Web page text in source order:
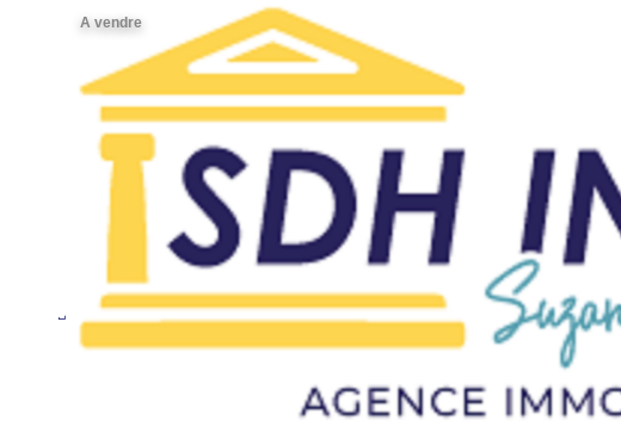
A vendre